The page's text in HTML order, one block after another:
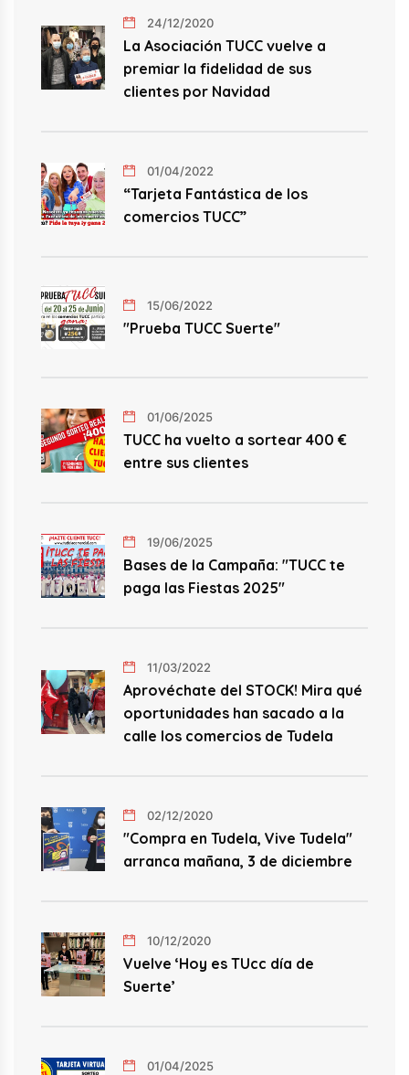
24/12/2020
La Asociación TUCC vuelve a
premiar la fidelidad de sus
clientes por Navidad
01/04/2022
“Tarjeta Fantástica de los
comercios TUCC”
15/06/2022
"Prueba TUCC Suerte"
01/06/2025
TUCC ha vuelto a sortear 400 €
entre sus clientes
19/06/2025
Bases de la Campaña: "TUCC te
paga las Fiestas 2025"
11/03/2022
Aprovéchate del STOCK! Mira qué
oportunidades han sacado a la
calle los comercios de Tudela
02/12/2020
"Compra en Tudela, Vive Tudela"
arranca mañana, 3 de diciembre
10/12/2020
Vuelve ‘Hoy es TUcc día de
Suerte’
01/04/2025